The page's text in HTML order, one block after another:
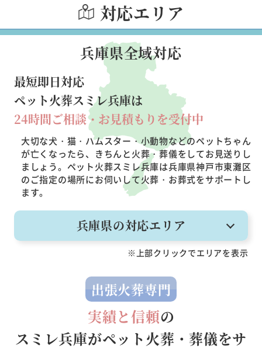
対応エリア
兵庫県全域対応
最短即日対応
ペット火葬スミレ兵庫は
24時間ご相談・お見積もりを受付中
大切な犬・猫・ハムスター・小動物などのペットちゃん
が亡くなったら、きちんと火葬・葬儀をしてお見送りし
ましょう。ペット火葬スミレ兵庫は兵庫県神戸市東灘区
のご指定の場所にお伺いして火葬・お葬式をサポートし
ます。
兵庫県の対応エリア
※上部クリックでエリアを表示
出張火葬専門
実績と信頼の
スミレ兵庫がペット火葬・葬儀をサ